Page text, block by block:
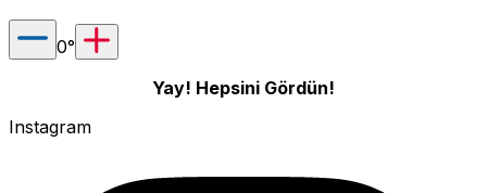
0°
Yay! Hepsini Gördün!
Instagram